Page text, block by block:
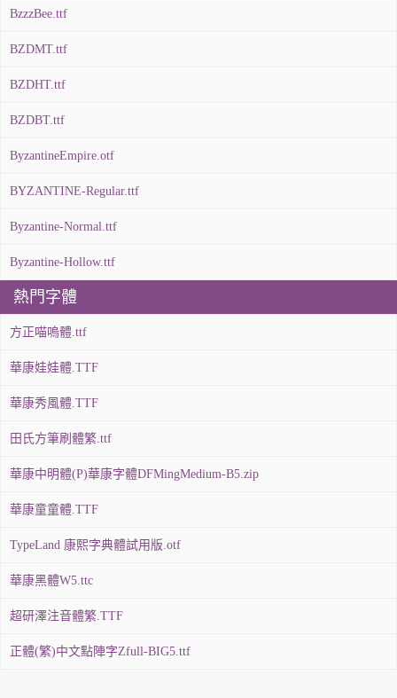
BzzzBee.ttf
BZDMT.ttf
BZDHT.ttf
BZDBT.ttf
ByzantineEmpire.otf
BYZANTINE-Regular.ttf
Byzantine-Normal.ttf
Byzantine-Hollow.ttf
熱門字體
方正喵嗚體.ttf
華康娃娃體.TTF
華康秀風體.TTF
田氏方筆刷體繁.ttf
華康中明體(P)華康字體DFMingMedium-B5.zip
華康童童體.TTF
TypeLand 康熙字典體試用版.otf
華康黑體W5.ttc
超研澤注音體繁.TTF
正體(繁)中文點陣字Zfull-BIG5.ttf